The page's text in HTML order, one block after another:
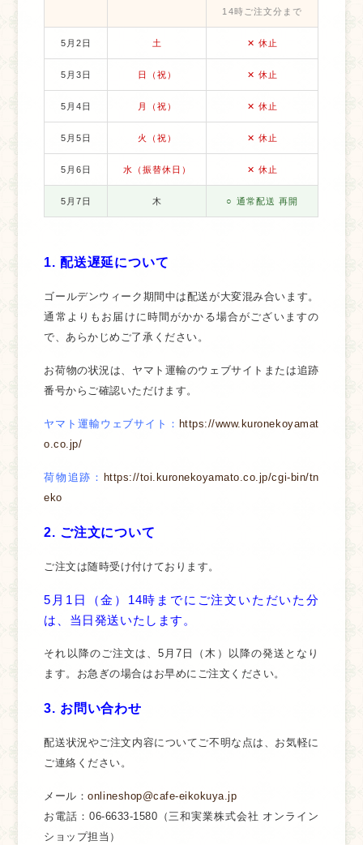
14時ご注文分まで
5月2日 土 ✕ 休止
5月3日 日（祝） ✕ 休止
5月4日 月（祝） ✕ 休止
5月5日 火（祝） ✕ 休止
5月6日 水（振替休日） ✕ 休止
5月7日 木 ○ 通常配送 再開
1. 配送遅延について
ゴールデンウィーク期間中は配送が大変混み合います。
通常よりもお届けに時間がかかる場合がございますの
で、あらかじめご了承ください。
お荷物の状況は、ヤマト運輸のウェブサイトまたは追跡
番号からご確認いただけます。
ヤマト運輸ウェブサイト ： https://www.kuronekoyamat
o.co.jp/
荷物追跡 ： https://toi.kuronekoyamato.co.jp/cgi-bin/tn
eko
2. ご注文について
ご注文は随時受け付けております。
5月1日（金）14時までにご注文いただいた分
は、当日発送いたします。
それ以降のご注文は、5月7日（木）以降の発送となり
ます。お急ぎの場合はお早めにご注文ください。
3. お問い合わせ
配送状況やご注文内容についてご不明な点は、お気軽に
ご連絡ください。
メール ：onlineshop@cafe-eikokuya.jp
お電話 ：06-6633-1580（三和実業株式会社 オンライン
ショップ担当）